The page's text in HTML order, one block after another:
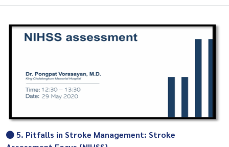
5. Pitfalls in Stroke Management: Stroke